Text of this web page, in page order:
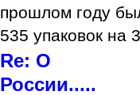
прошлом году
535 упаковок на
Re: О
России.....